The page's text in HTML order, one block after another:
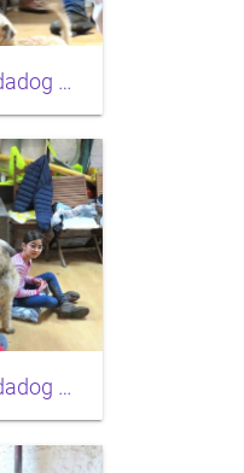
19 enfant chien pedadog 2020-02-24
15 enfant chien pedadog 2020-02-24